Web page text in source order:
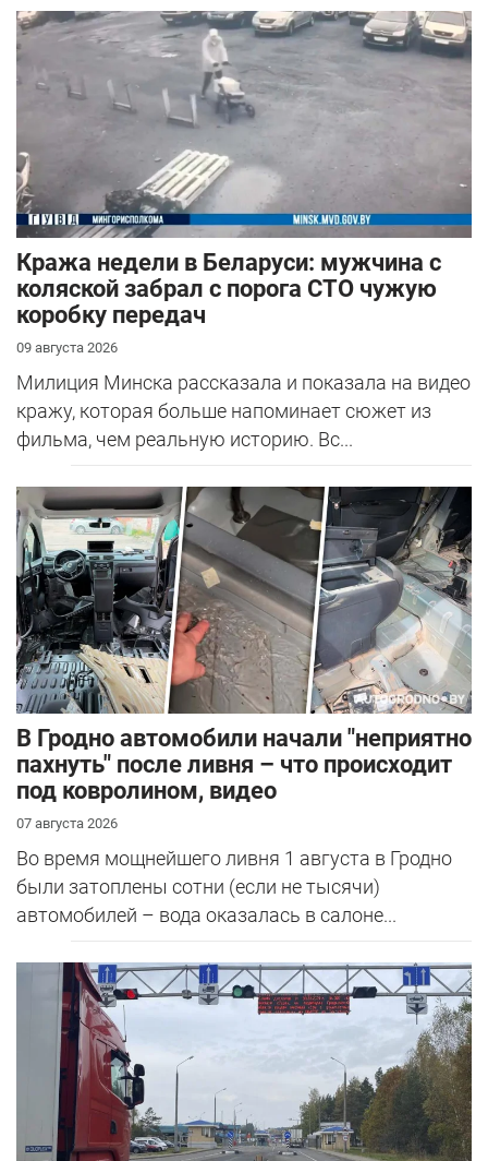
Кража недели в Беларуси: мужчина с
коляской забрал с порога СТО чужую
коробку передач
09 августа 2026
Милиция Минска рассказала и показала на видео
кражу, которая больше напоминает сюжет из
фильма, чем реальную историю. Вс...
В Гродно автомобили начали "неприятно
пахнуть" после ливня – что происходит
под ковролином, видео
07 августа 2026
Во время мощнейшего ливня 1 августа в Гродно
были затоплены сотни (если не тысячи)
автомобилей – вода оказалась в салоне...